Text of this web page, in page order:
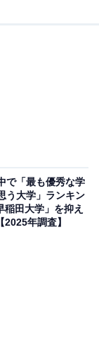
その自由な気
や文化面でも
、「シンプル
会えそうだか
集まりまし
で「最も優秀な学
う大学」ランキン
稲田大学」を抑え
年調査】